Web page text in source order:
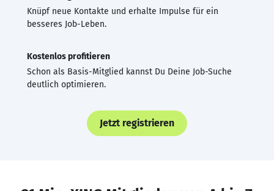
Knüpf neue Kontakte und erhalte Impulse für ein
besseres Job-Leben.
Kostenlos profitieren
Schon als Basis-Mitglied kannst Du Deine Job-Suche
deutlich optimieren.
Jetzt registrieren